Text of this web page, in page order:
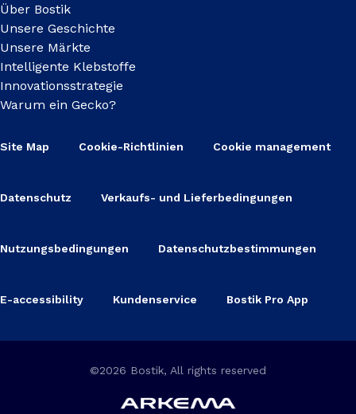
Über Bostik
Unsere Geschichte
Unsere Märkte
Intelligente Klebstoffe
Innovationsstrategie
Warum ein Gecko?
Site Map Cookie-Richtlinien Cookie management
Datenschutz Verkaufs- und Lieferbedingungen
Nutzungsbedingungen Datenschutzbestimmungen
E-accessibility Kundenservice Bostik Pro App
©2026 Bostik, All rights reserved